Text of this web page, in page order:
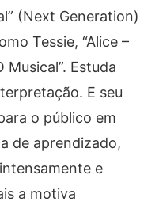
(Next Generation)
Tessie, “Alice –
Musical”. Estuda
E seu
o público em
de aprendizado,
e
a motiva